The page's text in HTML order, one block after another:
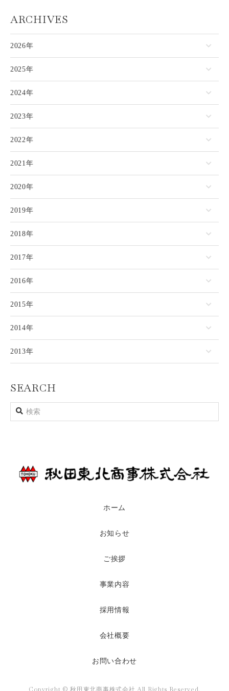
ARCHIVES
2026年
2025年
2024年
2023年
2022年
2021年
2020年
2019年
2018年
2017年
2016年
2015年
2014年
2013年
SEARCH
ホーム
お知らせ
ご挨拶
事業内容
採用情報
会社概要
お問い合わせ